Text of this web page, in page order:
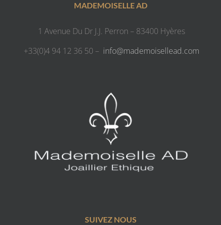
MADEMOISELLE AD
1 Avenue Du Dr J.J. Perron – 83400 Hyères
+33(0)4 94 12 36 50 – info@mademoisellead.com
SUIVEZ NOUS